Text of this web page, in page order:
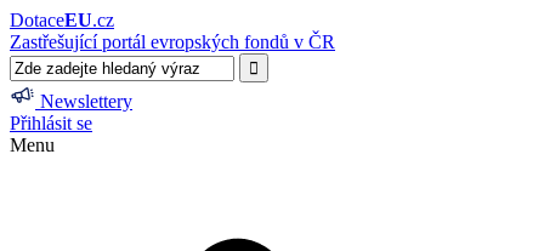
DotaceEU.cz
Zastřešující portál evropských fondů v ČR
Newslettery
Přihlásit se
Menu